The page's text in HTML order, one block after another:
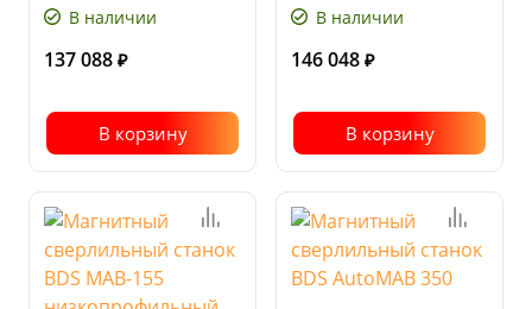
В наличии
137 088 ₽
В корзину
В наличии
146 048 ₽
В корзину